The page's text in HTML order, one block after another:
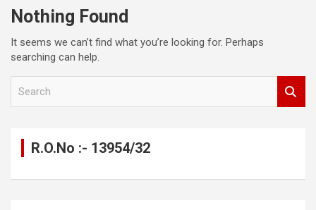
Nothing Found
It seems we can’t find what you’re looking for. Perhaps
searching can help.
R.O.No :- 13954/32